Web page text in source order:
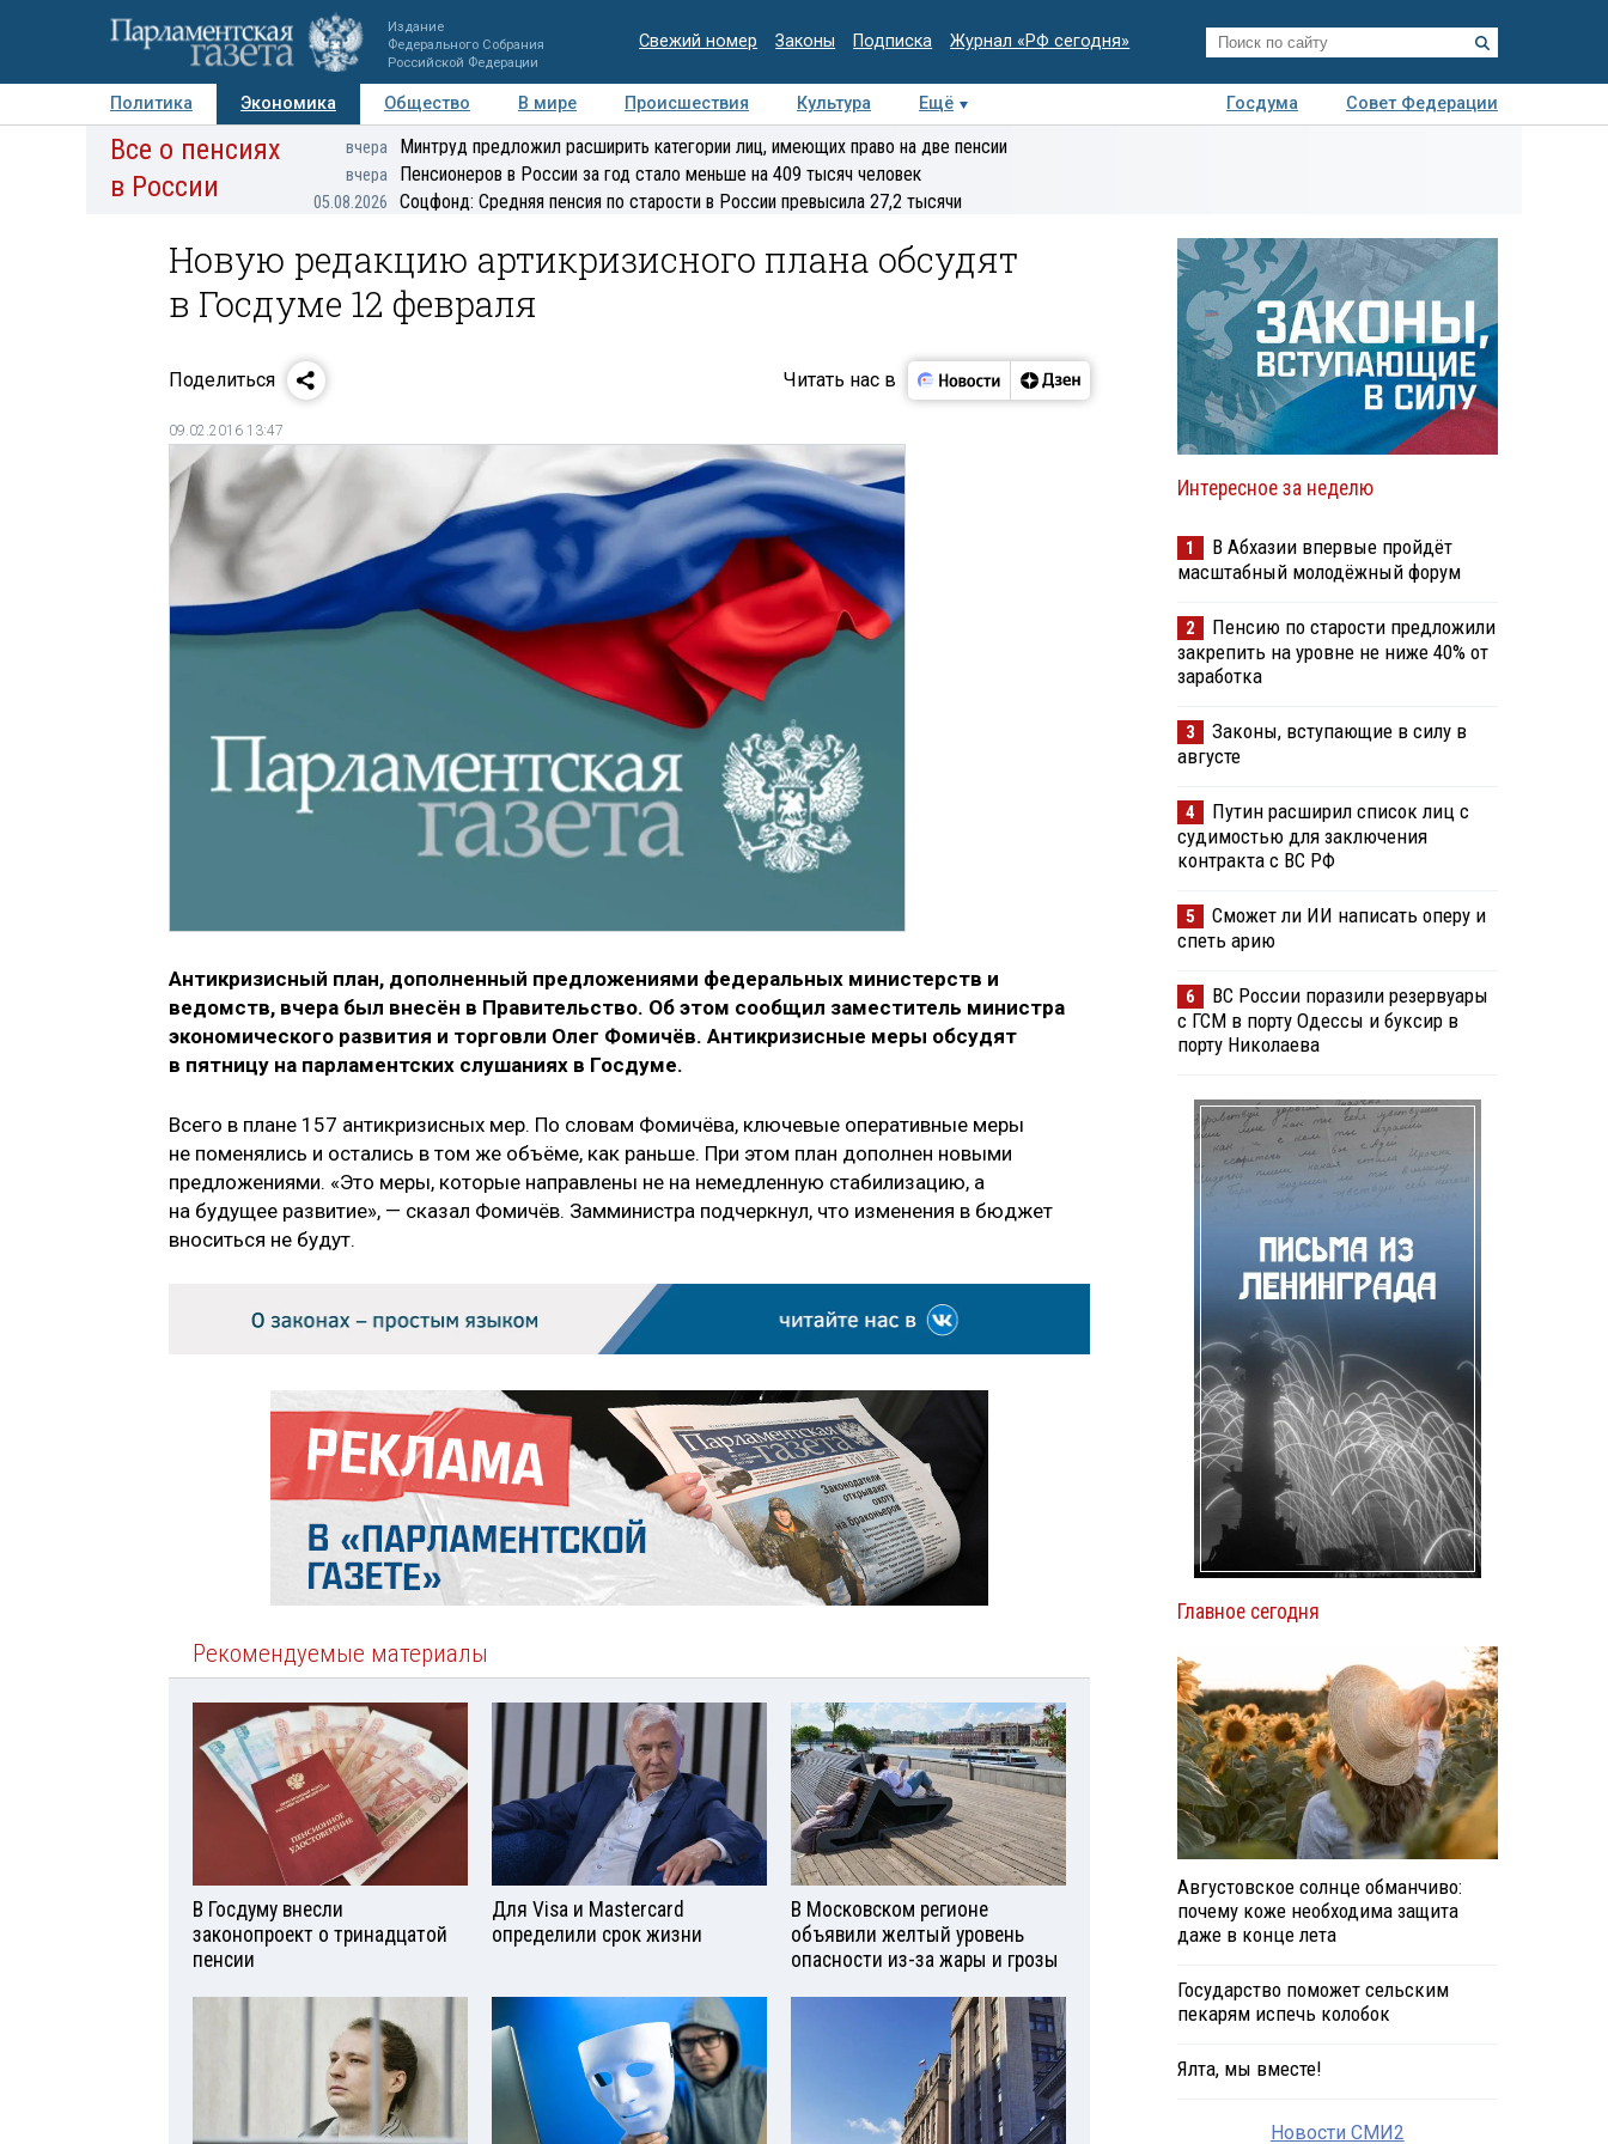
Издание
Федерального Собрания
Российской Федерации
Свежий номер Законы Подписка Журнал «РФ сегодня»
Политика Экономика Общество В мире Происшествия Культура Ещё Госдума
Совет Федерации
Авторы Персоны Мнения Регионы Медиацентр Интервью Колумнисты
Деловая
Все о пенсиях
в России
вчера Минтруд предложил расширить категории лиц, имеющих право на две пенсии
вчера Пенсионеров в России за год стало меньше на 409 тысяч человек
05.08.2026 Соцфонд: Средняя пенсия по старости в России превысила 27,2 тысячи
Новую редакцию артикризисного плана обсудят
в Госдуме 12 февраля
Поделиться Читать нас в
09.02.2016 13:47
Антикризисный план, дополненный предложениями федеральных министерств и
ведомств, вчера был внесён в Правительство. Об этом сообщил заместитель министра
экономического развития и торговли Олег Фомичёв. Антикризисные меры обсудят
в пятницу на парламентских слушаниях в Госдуме.
Всего в плане 157 антикризисных мер. По словам Фомичёва, ключевые оперативные меры
не поменялись и остались в том же объёме, как раньше. При этом план дополнен новыми
предложениями. «Это меры, которые направлены не на немедленную стабилизацию, а
на будущее развитие», — сказал Фомичёв. Замминистра подчеркнул, что изменения в бюджет
вноситься не будут.
Рекомендуемые материалы
В Госдуму внесли
законопроект о тринадцатой
пенсии
Для Visа и Mastercard
определили срок жизни
В Московском регионе
объявили желтый уровень
опасности из-за жары и грозы
Интересное за неделю
1
В Абхазии впервые пройдёт
масштабный молодёжный форум
2
Пенсию по старости предложили
закрепить на уровне не ниже 40% от
заработка
3
Законы, вступающие в силу в
августе
4
Путин расширил список лиц с
судимостью для заключения
контракта с ВС РФ
5
Сможет ли ИИ написать оперу и
спеть арию
6
ВС России поразили резервуары
с ГСМ в порту Одессы и буксир в
порту Николаева
Главное сегодня
Августовское солнце обманчиво:
почему коже необходима защита
даже в конце лета
Государство поможет сельским
пекарям испечь колобок
Ялта, мы вместе!
Новости СМИ2